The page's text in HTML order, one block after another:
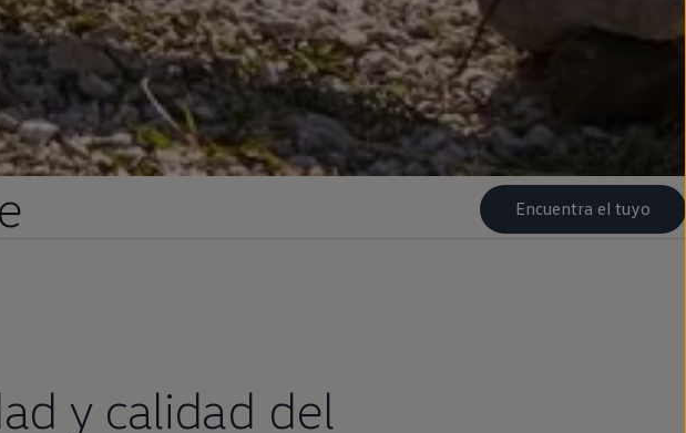
Encuentra el tuyo
y calidad del